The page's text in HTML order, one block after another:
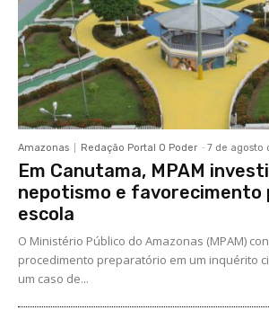
Amazonas Redação Portal O Poder - 7 de agosto
Em Canutama, MPAM
nepotismo e favorecimento
escola
O Ministério Público do Amazonas (MPAM)
procedimento preparatório em um inquérito
um caso de...